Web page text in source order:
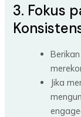
3. Fokus
Jika